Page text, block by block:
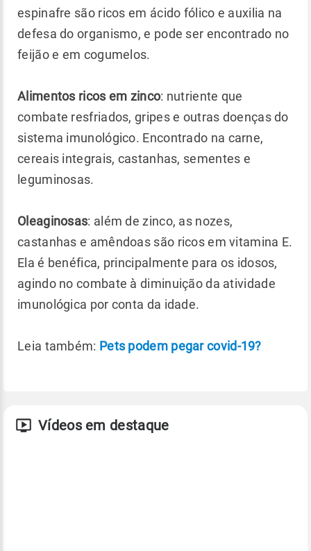
espinafre são ricos em ácido fólico e auxilia na
defesa do organismo, e pode ser encontrado no
feijão e em cogumelos.
Alimentos ricos em zinco: nutriente que
combate resfriados, gripes e outras doenças do
sistema imunológico. Encontrado na carne,
cereais integrais, castanhas, sementes e
leguminosas.
Oleaginosas: além de zinco, as nozes,
castanhas e amêndoas são ricos em vitamina E.
Ela é benéfica, principalmente para os idosos,
agindo no combate à diminuição da atividade
imunológica por conta da idade.
Leia também: Pets podem pegar covid-19?
Vídeos em destaque